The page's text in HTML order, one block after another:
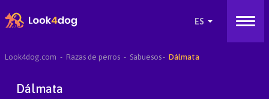
Look4dog.com Razas de perros Sabuesos Dálmata
Dálmata